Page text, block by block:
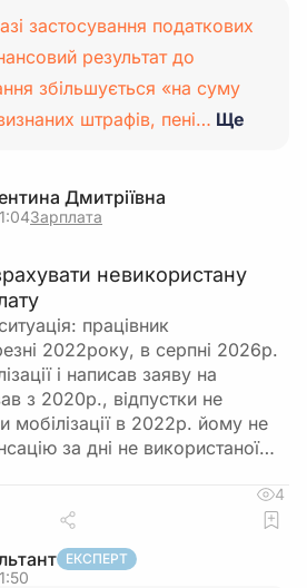
застосування податкових
результат до
збільшується «на суму
штрафів, пені… Ще
Дмитріївна
Зарплата
невикористану
працівник
2022року, в серпні 2026р.
і написав заяву на
з 2020р., відпустки не
мобілізації в 2022р. йому не
за дні не використаної…
4
ЕКСПЕРТ